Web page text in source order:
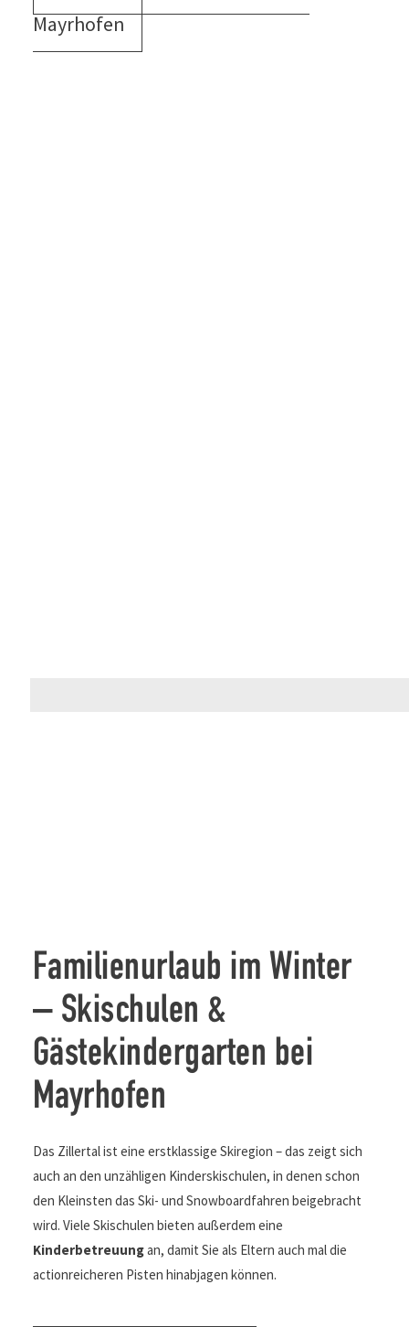
Mayrhofen
Familienurlaub im Winter
– Skischulen &
Gästekindergarten bei
Mayrhofen
Das Zillertal ist eine erstklassige Skiregion – das zeigt sich
auch an den unzähligen Kinderskischulen, in denen schon
den Kleinsten das Ski- und Snowboardfahren beigebracht
wird. Viele Skischulen bieten außerdem eine
Kinderbetreuungan, damit Sie als Eltern auch mal die
actionreicheren Pisten hinabjagen können.